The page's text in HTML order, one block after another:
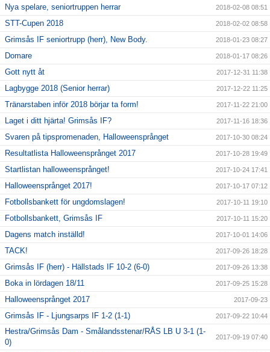
Nya spelare, seniortruppen herrar 2018-02-08 08:51
STT-Cupen 2018 2018-02-02 08:58
Grimsås IF seniortrupp (herr), New Body. 2018-01-23 08:27
Domare 2018-01-17 08:26
Gott nytt åt 2017-12-31 11:38
Lagbygge 2018 (Senior herrar) 2017-12-22 11:25
Tränarstaben inför 2018 börjar ta form! 2017-11-22 21:00
Laget i ditt hjärta! Grimsås IF? 2017-11-16 18:36
Svaren på tipspromenaden, Halloweensprånget 2017-10-30 08:24
Resultatlista Halloweensprånget 2017 2017-10-28 19:49
Startlistan halloweensprånget! 2017-10-24 17:41
Halloweensprånget 2017! 2017-10-17 07:12
Fotbollsbankett för ungdomslagen! 2017-10-11 19:10
Fotbollsbankett, Grimsås IF 2017-10-11 15:20
Dagens match inställd! 2017-10-01 14:06
TACK! 2017-09-26 18:28
Grimsås IF (herr) - Hällstads IF 10-2 (6-0) 2017-09-26 13:38
Boka in lördagen 18/11 2017-09-25 15:28
Halloweensprånget 2017 2017-09-23
Grimsås IF - Ljungsarps IF 1-2 (1-1) 2017-09-22 10:44
Hestra/Grimsås Dam - Smålandsstenar/RÅS LB U 3-1 (1-
0)
2017-09-19 07:40